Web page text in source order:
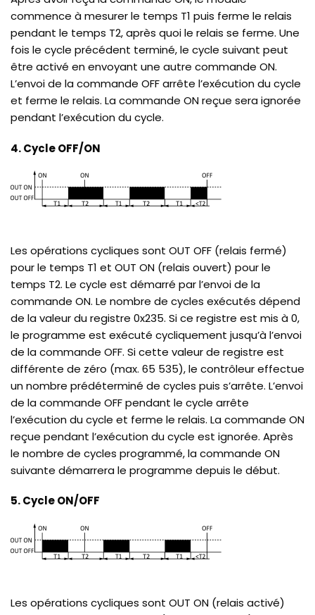
commence à mesurer le temps T1 puis ferme le relais
pendant le temps T2, après quoi le relais se ferme. Une
fois le cycle précédent terminé, le cycle suivant peut
être activé en envoyant une autre commande ON.
L’envoi de la commande OFF arrête l’exécution du cycle
et ferme le relais. La commande ON reçue sera ignorée
pendant l’exécution du cycle.
4. Cycle OFF/ON
Les opérations cycliques sont OUT OFF (relais fermé)
pour le temps T1 et OUT ON (relais ouvert) pour le
temps T2. Le cycle est démarré par l’envoi de la
commande ON. Le nombre de cycles exécutés dépend
de la valeur du registre 0x235. Si ce registre est mis à 0,
le programme est exécuté cycliquement jusqu’à l’envoi
de la commande OFF. Si cette valeur de registre est
différente de zéro (max. 65 535), le contrôleur effectue
un nombre prédéterminé de cycles puis s’arrête. L’envoi
de la commande OFF pendant le cycle arrête
l’exécution du cycle et ferme le relais. La commande ON
reçue pendant l’exécution du cycle est ignorée. Après
le nombre de cycles programmé, la commande ON
suivante démarrera le programme depuis le début.
5. Cycle ON/OFF
Les opérations cycliques sont OUT ON (relais activé)